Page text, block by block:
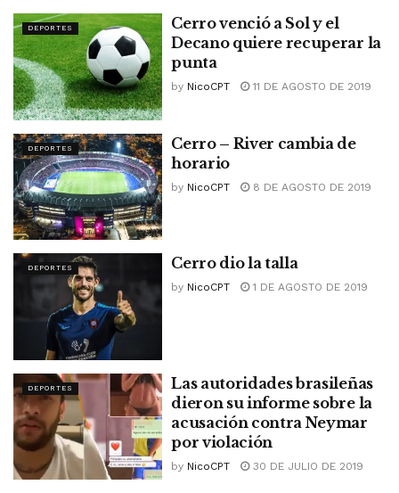
DEPORTES
Cerro venció a Sol y el
Decano quiere recuperar la
punta
by NicoCPT 11 DE AGOSTO DE 2019
DEPORTES
Cerro – River cambia de
horario
by NicoCPT 8 DE AGOSTO DE 2019
DEPORTES Cerro dio la talla
by NicoCPT 1 DE AGOSTO DE 2019
DEPORTES
Las autoridades brasileñas
dieron su informe sobre la
acusación contra Neymar
por violación
by NicoCPT 30 DE JULIO DE 2019